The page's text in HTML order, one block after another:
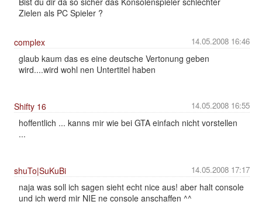
Zielen als PC Spieler ?
14.05.2008 16:46
complex
glaub kaum das es eine deutsche Vertonung geben
wird....wird wohl nen Untertitel haben
14.05.2008 16:55
Shifty 16
hoffentlich ... kanns mir wie bei GTA einfach nicht vorstellen
...
14.05.2008 17:17
shuTo|SuKuBi
naja was soll ich sagen sieht echt nice aus! aber halt console
und ich werd mir NIE ne console anschaffen ^^